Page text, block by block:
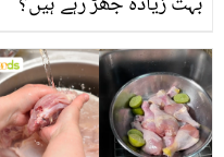
بنانے کے چند قدرتی طریقے